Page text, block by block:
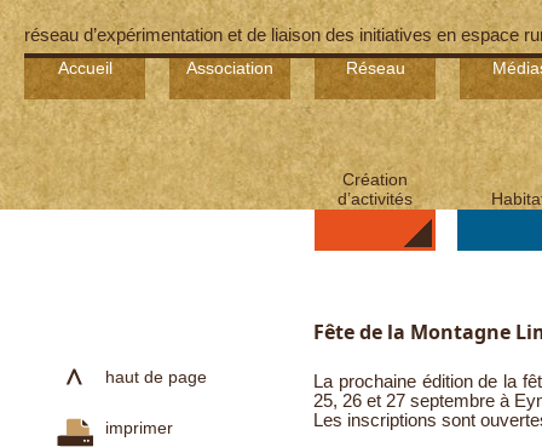
réseau d’expérimentation et de liaison des initiatives en espace
Accueil Association Réseau
Création
d’activités
haut de page
imprimer
Fête de la Montagne
La prochaine édition de la
25, 26 et 27 septembre à
Les inscriptions sont